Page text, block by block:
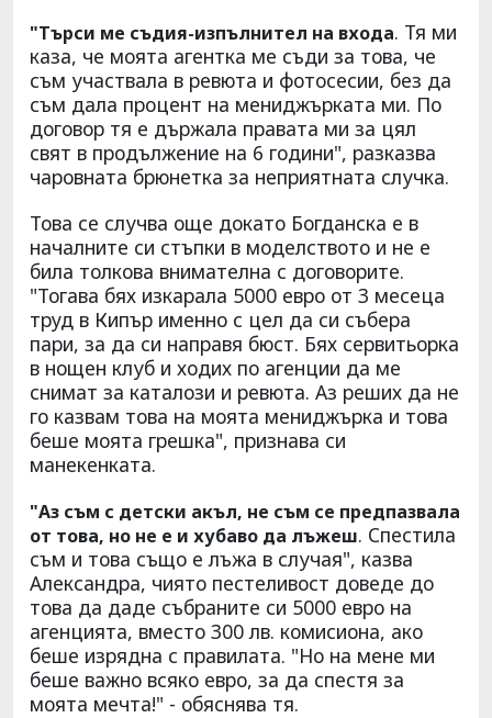
"Търси ме съдия-изпълнител на входа. Тя ми
каза, че моята агентка ме съди за това, че
съм участвала в ревюта и фотосесии, без да
съм дала процент на мениджърката ми. По
договор тя е държала правата ми за цял
свят в продължение на 6 години", разказва
чаровната брюнетка за неприятната случка.
Това се случва още докато Богданска е в
началните си стъпки в моделството и не е
била толкова внимателна с договорите.
"Тогава бях изкарала 5000 евро от 3 месеца
труд в Кипър именно с цел да си събера
пари, за да си направя бюст. Бях сервитьорка
в нощен клуб и ходих по агенции да ме
снимат за каталози и ревюта. Аз реших да не
го казвам това на моята мениджърка и това
беше моята грешка", признава си
манекенката.
"Аз съм с детски акъл, не съм се предпазвала
от това, но не е и хубаво да лъжеш. Спестила
съм и това също е лъжа в случая", казва
Александра, чиято пестеливост доведе до
това да даде събраните си 5000 евро на
агенцията, вместо 300 лв. комисиона, ако
беше изрядна с правилата. "Но на мене ми
беше важно всяко евро, за да спестя за
моята мечта!" - обяснява тя.